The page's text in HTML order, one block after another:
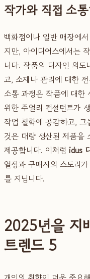
작가와 직접 소
백화점이나 일반 매장에
지만, 아이디어스에서는
니다. 작품의 디자인 의
고, 소재나 관리에 대한
소통 과정은 작품에 대한
위한 주얼리 컨설턴트가
작업 철학에 공감하고,
것은 대량 생산된 제품을
제공합니다. 이처럼 idus
열정과 구매자의 스토리
를 지닙니다.
2025년을 지
트렌드 5